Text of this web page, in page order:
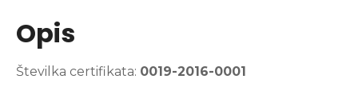
Opis
Številka certifikata: 0019-2016-0001